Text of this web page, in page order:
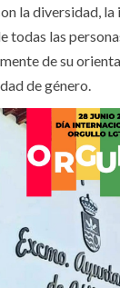
la diversidad, la
todas las
de su
de género.